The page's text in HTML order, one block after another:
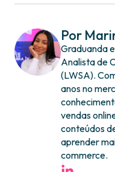
Por
Graduanda
Analista de
(LWSA).
anos no
vendas
conteúdos
aprender
commerce.